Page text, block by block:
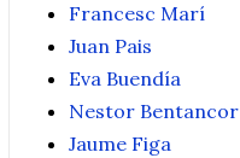
Francesc Marí
Juan Pais
Eva Buendía
Nestor Bentancor
Jaume Figa